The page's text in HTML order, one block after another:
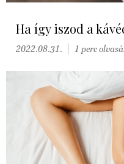
Ha így iszod a
2022.08.31. 1 perc